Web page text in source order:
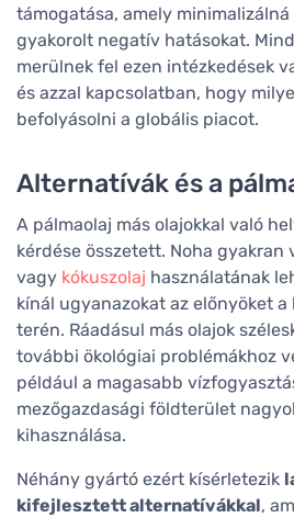
támogatása, amely
gyakorolt negatív hatásokat.
merülnek fel ezen intézkedések
és azzal kapcsolatban, hogy
befolyásolni a globális piacot.
Alternatívák és a
A pálmaolaj más olajokkal való
kérdése összetett. Noha gyakran
vagy kókuszolaj használatának
kínál ugyanazokat az előnyöket
terén. Ráadásul más olajok
további ökológiai problémákhoz
például a magasabb
mezőgazdasági földterület
kihasználása.
Néhány gyártó ezért kísérletezik
kifejlesztett alternatívákkal,